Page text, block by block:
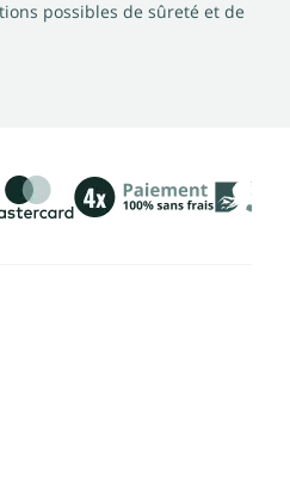
possibles de sûreté et de